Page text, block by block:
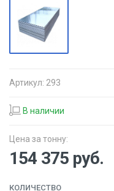
Артикул: 293
В наличии
Цена за тонну:
154 375 руб.
КОЛИЧЕСТВО